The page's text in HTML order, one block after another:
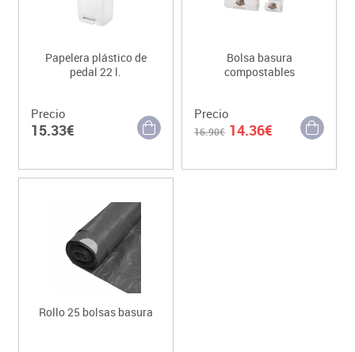
Papelera plástico de
pedal 22 l.
Precio
15.33€
Bolsa basura
compostables
Precio
16.90€ 14.36€
Rollo 25 bolsas basura